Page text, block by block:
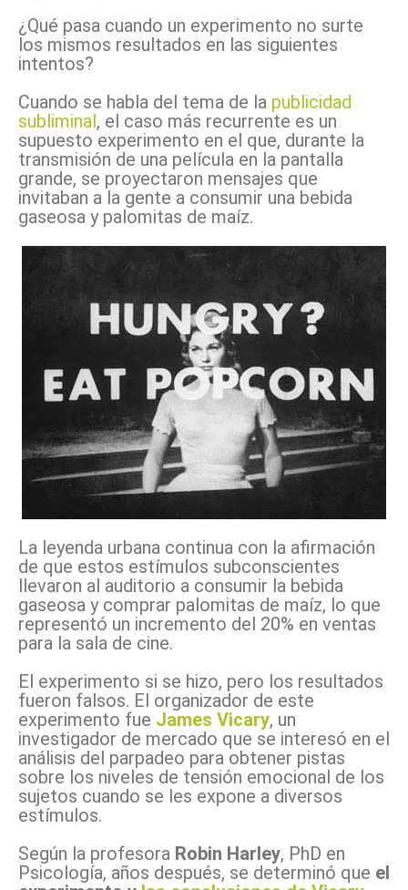
¿Qué pasa cuando un experimento no surte
los mismos resultados en las siguientes
intentos?
Cuando se habla del tema de la publicidad
subliminal, el caso más recurrente es un
supuesto experimento en el que, durante la
transmisión de una película en la pantalla
grande, se proyectaron mensajes que
invitaban a la gente a consumir una bebida
gaseosa y palomitas de maíz.
La leyenda urbana continua con la afirmación
de que estos estímulos subconscientes
llevaron al auditorio a consumir la bebida
gaseosa y comprar palomitas de maíz, lo que
representó un incremento del 20% en ventas
para la sala de cine.
El experimento si se hizo, pero los resultados
fueron falsos. El organizador de este
experimento fue James Vicary, un
investigador de mercado que se interesó en el
análisis del parpadeo para obtener pistas
sobre los niveles de tensión emocional de los
sujetos cuando se les expone a diversos
estímulos.
Según la profesora Robin Harley, PhD en
Psicología, años después, se determinó que el